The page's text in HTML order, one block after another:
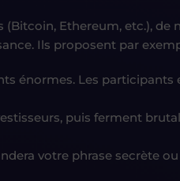
(Bitcoin, Ethereum, etc.),
Ils proposent par
énormes. Les participants
puis ferment
votre phrase secrète